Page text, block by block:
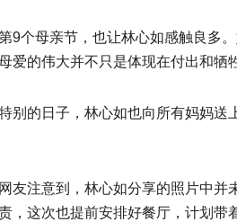
9个母亲节，也让林心如感触良多
爱的伟大并不只是体现在付出和牺
别的日子，林心如也向所有妈妈送
友注意到，林心如分享的照片中
，这次也提前安排好餐厅，计划带